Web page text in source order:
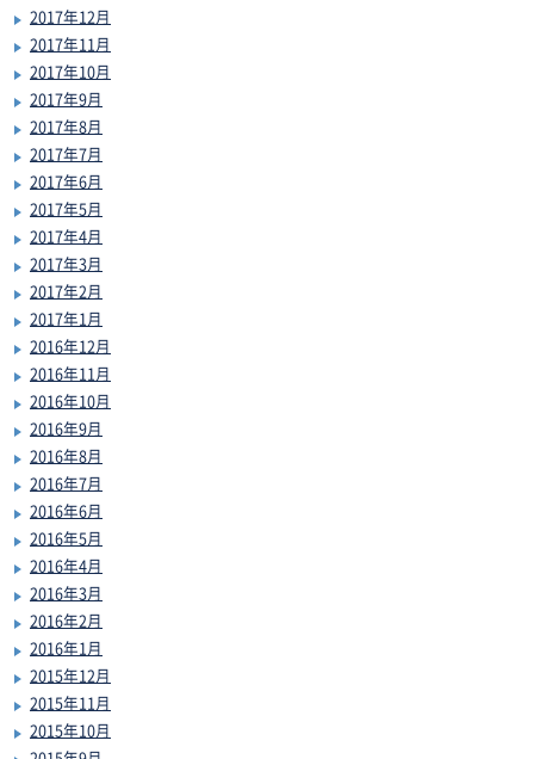
2017年12月
2017年11月
2017年10月
2017年9月
2017年8月
2017年7月
2017年6月
2017年5月
2017年4月
2017年3月
2017年2月
2017年1月
2016年12月
2016年11月
2016年10月
2016年9月
2016年8月
2016年7月
2016年6月
2016年5月
2016年4月
2016年3月
2016年2月
2016年1月
2015年12月
2015年11月
2015年10月